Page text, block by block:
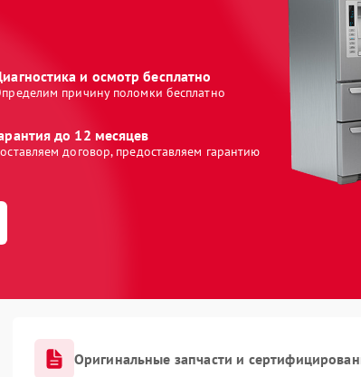
и осмотр бесплатно
причину поломки бесплатно
до 12 месяцев
договор, предоставляем гарантию
Оригинальные запчасти и